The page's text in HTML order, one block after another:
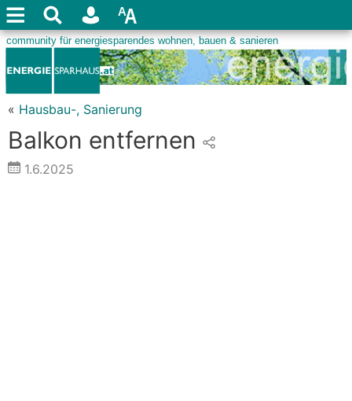
« Hausbau-, Sanierung
Balkon entfernen
1.6.2025